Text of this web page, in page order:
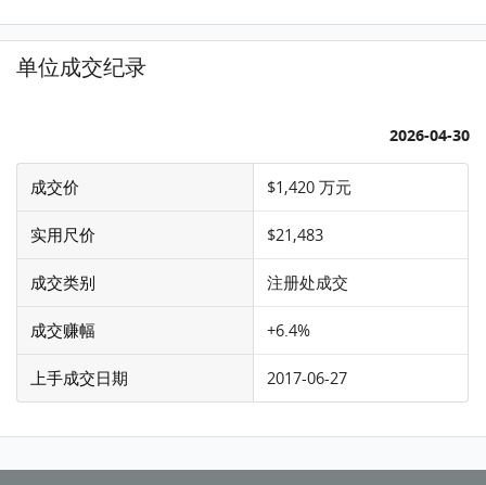
单位成交纪录
2026-04-30
成交价 $1,420 万元
实用尺价 $21,483
成交类别 注册处成交
成交赚幅 +6.4%
上手成交日期 2017-06-27